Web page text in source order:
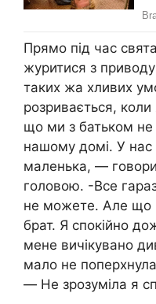
Прямо під час
журитися з
таких жа хливих
розривається,
що ми з батьком
нашому домі. У нас
маленька, —
головою. -Все
не можете. Але що
брат. Я спокійно
мене вичікувано
мало не
— Не зрозуміла я